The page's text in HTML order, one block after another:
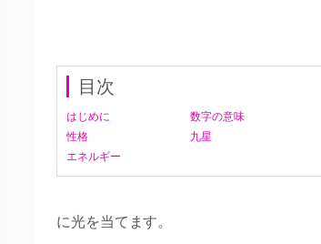
目次
はじめに
数字の意味
性格
九星
エネルギー
に光を当てます。